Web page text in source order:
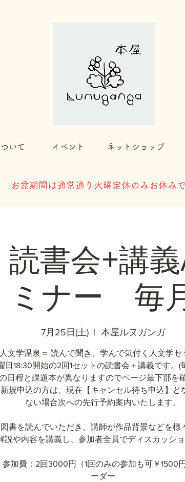
いて イベント ネットショップ
お盆期間は通常通り火曜定休のみお休みで
書会+講
ミナー 毎
7月25日(土)
  |
本屋ルヌガンガ
人文学温泉＝ 読んで聞き、学んで気付く人文学セ
日18:30開始の2回1セットの読書会＋講義です。(
日程と課題本が異なりますのでページ最下部を
規申込の方は、現在【キャンセル待ち申込】と
ない場合次への先行予約案内いたします。
書を読んでいただき、講師が作品背景などを様
説や内容を講義し、参加者全員でディスカッショ
参加費：2回3000円（1回のみの参加も可￥1500
ーダー